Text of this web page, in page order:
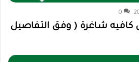
0
شاغرة ( وفق التفاصيل